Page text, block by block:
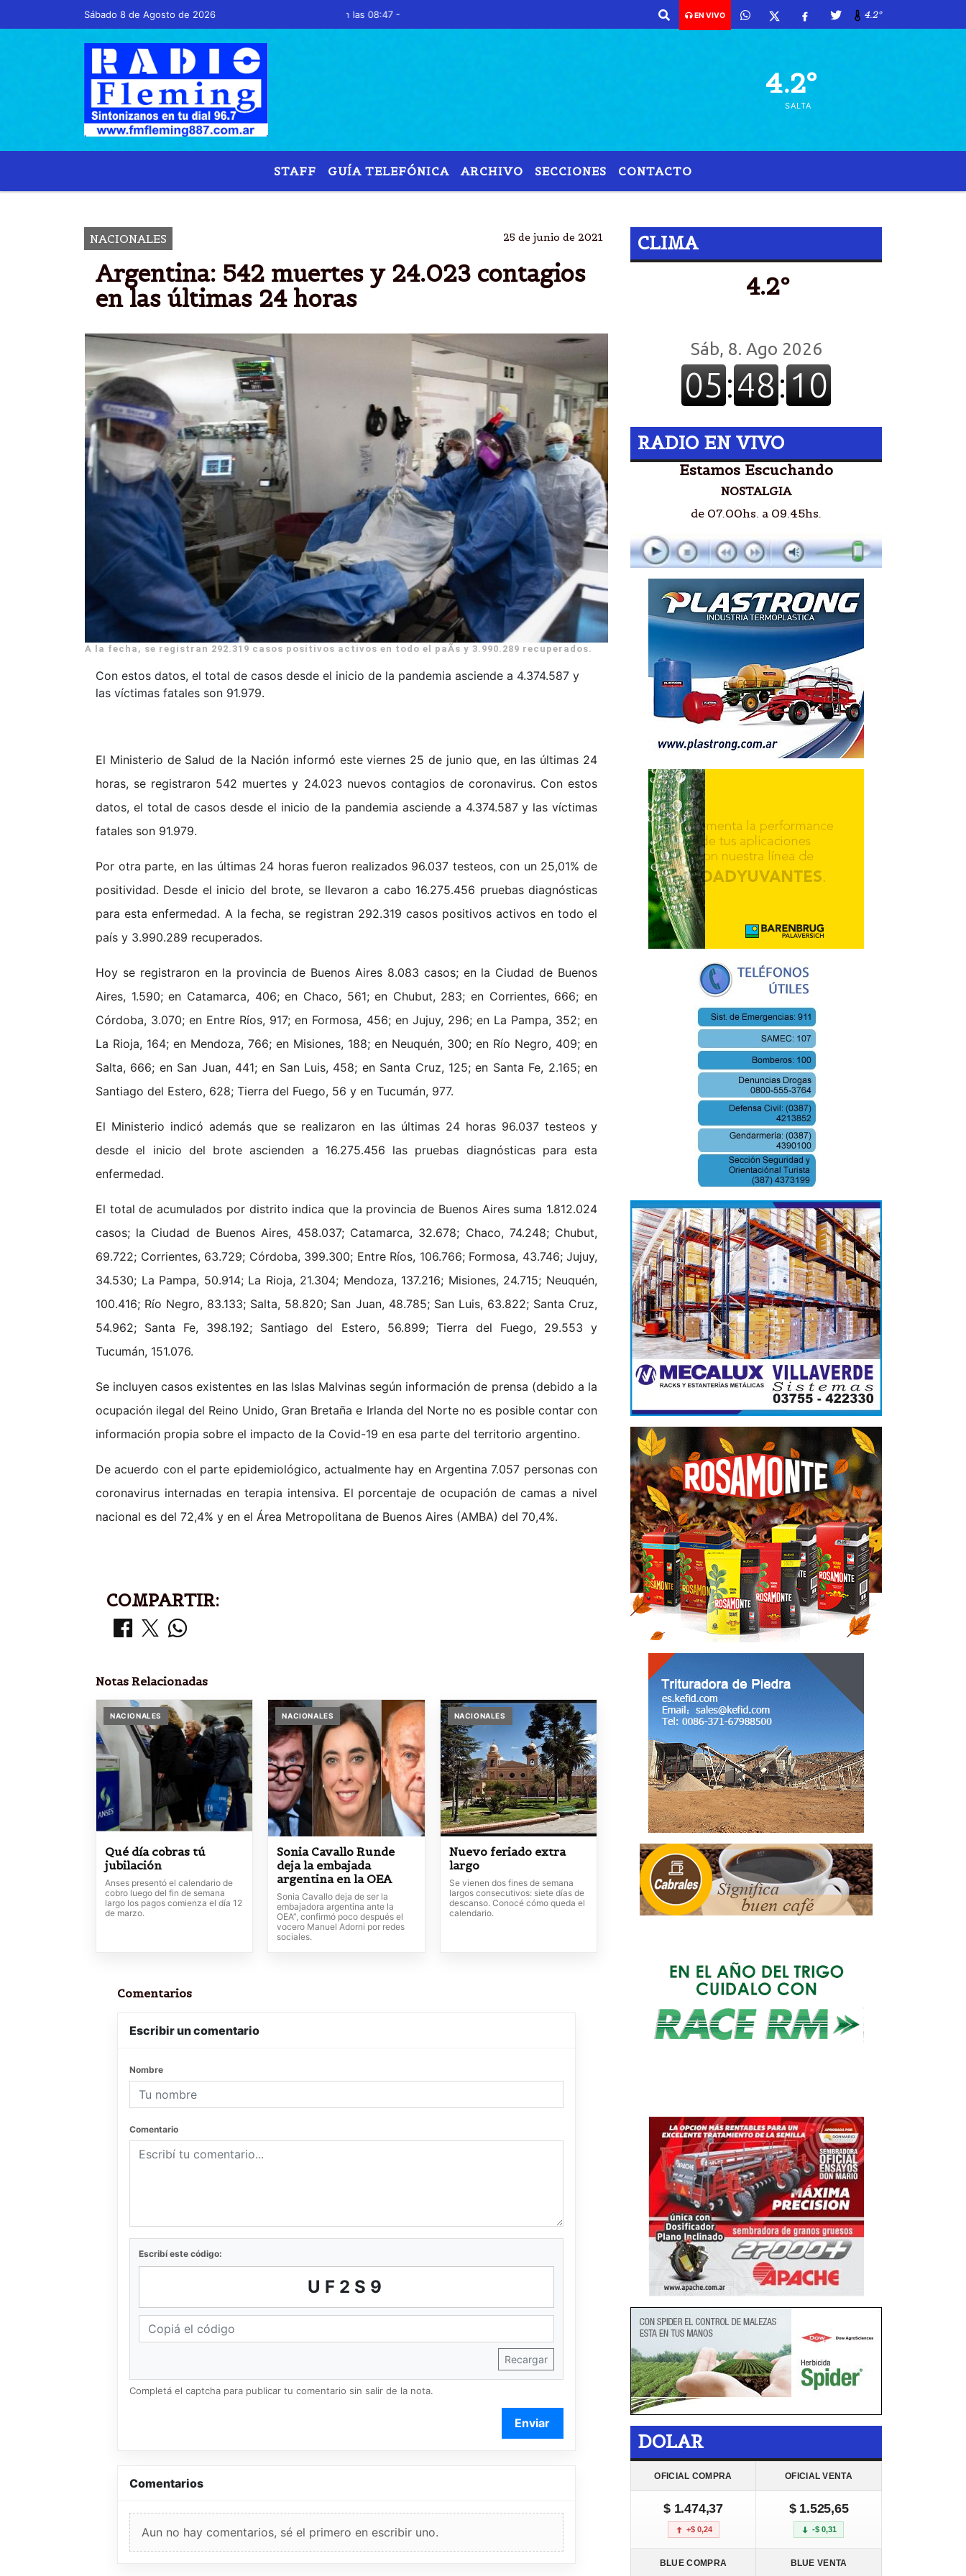
Sábado 8 de Agosto de 2026
Hoy es Sábado 8 de Agosto de 2026 y son las 08:47 - EN VIVO 4.2º
4.2º
SALTA
STAFF GUÍA TELEFÓNICA ARCHIVO SECCIONES CONTACTO
NACIONALES 25 de junio de 2021
Argentina: 542 muertes y 24.023 contagios
en las últimas 24 horas
A la fecha, se registran 292.319 casos positivos activos en todo el paÃ­s y 3.990.289 recuperados.
Con estos datos, el total de casos desde el inicio de la pandemia asciende a 4.374.587 y
las víctimas fatales son 91.979.
El Ministerio de Salud de la Nación informó este viernes 25 de junio que, en las últimas 24
horas, se registraron 542 muertes y 24.023 nuevos contagios de coronavirus. Con estos
datos, el total de casos desde el inicio de la pandemia asciende a 4.374.587 y las víctimas
fatales son 91.979.
Por otra parte, en las últimas 24 horas fueron realizados 96.037 testeos, con un 25,01% de
positividad. Desde el inicio del brote, se llevaron a cabo 16.275.456 pruebas diagnósticas
para esta enfermedad. A la fecha, se registran 292.319 casos positivos activos en todo el
país y 3.990.289 recuperados.
Hoy se registraron en la provincia de Buenos Aires 8.083 casos; en la Ciudad de Buenos
Aires, 1.590; en Catamarca, 406; en Chaco, 561; en Chubut, 283; en Corrientes, 666; en
Córdoba, 3.070; en Entre Ríos, 917; en Formosa, 456; en Jujuy, 296; en La Pampa, 352; en
La Rioja, 164; en Mendoza, 766; en Misiones, 188; en Neuquén, 300; en Río Negro, 409; en
Salta, 666; en San Juan, 441; en San Luis, 458; en Santa Cruz, 125; en Santa Fe, 2.165; en
Santiago del Estero, 628; Tierra del Fuego, 56 y en Tucumán, 977.
El Ministerio indicó además que se realizaron en las últimas 24 horas 96.037 testeos y
desde el inicio del brote ascienden a 16.275.456 las pruebas diagnósticas para esta
enfermedad.
El total de acumulados por distrito indica que la provincia de Buenos Aires suma 1.812.024
casos; la Ciudad de Buenos Aires, 458.037; Catamarca, 32.678; Chaco, 74.248; Chubut,
69.722; Corrientes, 63.729; Córdoba, 399.300; Entre Ríos, 106.766; Formosa, 43.746; Jujuy,
34.530; La Pampa, 50.914; La Rioja, 21.304; Mendoza, 137.216; Misiones, 24.715; Neuquén,
100.416; Río Negro, 83.133; Salta, 58.820; San Juan, 48.785; San Luis, 63.822; Santa Cruz,
54.962; Santa Fe, 398.192; Santiago del Estero, 56.899; Tierra del Fuego, 29.553 y
Tucumán, 151.076.
Se incluyen casos existentes en las Islas Malvinas según información de prensa (debido a la
ocupación ilegal del Reino Unido, Gran Bretaña e Irlanda del Norte no es posible contar con
información propia sobre el impacto de la Covid-19 en esa parte del territorio argentino.
De acuerdo con el parte epidemiológico, actualmente hay en Argentina 7.057 personas con
coronavirus internadas en terapia intensiva. El porcentaje de ocupación de camas a nivel
nacional es del 72,4% y en el Área Metropolitana de Buenos Aires (AMBA) del 70,4%.
COMPARTIR:
Notas Relacionadas
NACIONALES
Qué día cobras tú
jubilación
Anses presentó el calendario de
cobro luego del fin de semana
largo los pagos comienza el día 12
de marzo.
NACIONALES
Sonia Cavallo Runde
deja la embajada
argentina en la OEA
Sonia Cavallo deja de ser la
embajadora argentina ante la
OEA”, confirmó poco después el
vocero Manuel Adorni por redes
sociales.
NACIONALES
Nuevo feriado extra
largo
Se vienen dos fines de semana
largos consecutivos: siete días de
descanso. Conocé cómo queda el
calendario.
Comentarios
Escribir un comentario
Nombre
Comentario
Escribí este código:
UF2S9
Recargar
Completá el captcha para publicar tu comentario sin salir de la nota.
Enviar
Comentarios
Aun no hay comentarios, sé el primero en escribir uno.
CLIMA
4.2º
RADIO EN VIVO
Estamos Escuchando
NOSTALGIA
de 07.00hs. a 09.45hs.
DOLAR
OFICIAL COMPRA OFICIAL VENTA
$ 1.474,37
+$ 0,24
$ 1.525,65
-$ 0,31
BLUE COMPRA BLUE VENTA